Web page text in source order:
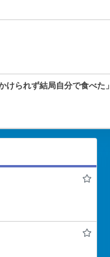
けられず結局自分で食べた」